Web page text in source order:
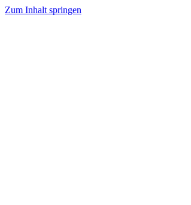
Zum Inhalt springen